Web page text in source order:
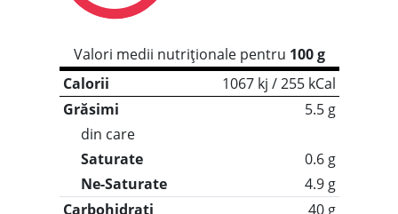
Valori medii nutriționale pentru 100 g
Calorii
1067 kj / 255 kCal
Grăsimi
5.5 g
din care
Saturate
0.6 g
Ne-Saturate
4.9 g
Carbohidrați
40 g